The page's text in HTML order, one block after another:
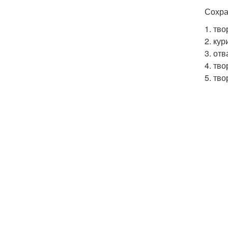
1.
2.
3.
4.
5.